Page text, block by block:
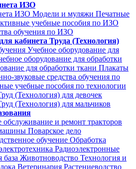
ИЗО
ИЗО Модели и муляжи Печатные
учебные пособия по ИЗО
обучения по ИЗО
кабинета Труда (Технология)
Учебное оборудование для
оборудование для обработки
для обработки ткани Плакаты
звуковые средства обучения по
учебные пособия по технологии
(Технология) для девочек
(Технология) для мальчиков
обслуживание и ремонт тракторов
Поварское дело
обучение Обработка
Радиоэлектронные
база Животноводство Технология и
Ветеринария Растениеводство